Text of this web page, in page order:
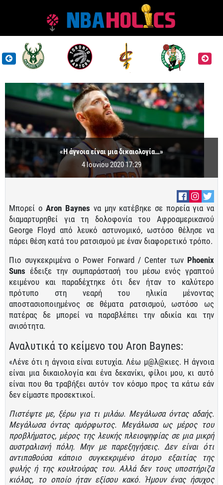
«Η άγνοια είναι μια δικαιολογία…»
4 Ιουνίου 2020 17:29
Μπορεί οAron Baynes να μην κατέβηκε σε πορεία για να
διαμαρτυρηθεί για τη δολοφονία του Αφροαμερικανού
George Floyd από λευκό αστυνομικό, ωστόσο θέλησε να
πάρει θέση κατά του ρατσισμού με έναν διαφορετικό τρόπο.
Πιο συγκεκριμένα ο Power Forward / Center των Phoenix
Suns έδειξε την συμπαράστασή του μέσω ενός γραπτού
κειμένου και παραδέχτηκε ότι δεν ήταν το καλύτερο
πρότυπο στη νεαρή του ηλικία μένοντας
αποστασιοποιημένος σε θέματα ρατσισμού, ωστόσο ως
πατέρας δε μπορεί να παραβλέπει την αδικία και την
ανισότητα.
Αναλυτικά το κείμενο του Aron Baynes:
«Λένε ότι η άγνοια είναι ευτυχία. Λέω μ@λ@κιες. Η άγνοια
είναι μια δικαιολογία και ένα δεκανίκι, φίλοι μου, κι αυτό
είναι που θα τραβήξει αυτόν τον κόσμο προς τα κάτω εάν
δεν είμαστε προσεκτικοί.
Πιστέψτε με, ξέρω για τι μιλάω. Μεγάλωσα όντας αδαής.
Μεγάλωσα όντας αμόρφωτος. Μεγάλωσα ως μέρος του
προβλήματος, μέρος της λευκής πλειοψηφίας σε μια μικρή
αυστραλιανή πόλη. Μην με παρεξηγήσεις. Δεν είναι ότι
αντιπαθούσα κάποιο συγκεκριμένο άτομο εξαιτίας της
φυλής ή της κουλτούρας του. Αλλά δεν τους υποστήριζα
κιόλας, το οποίο ήταν εξίσου κακό. Ήμουν ένας ήσυχος